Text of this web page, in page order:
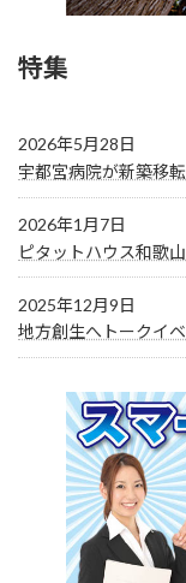
特集
2026年5月28日
宇都宮病院が新築移
2026年1月7日
ピタットハウス和歌
2025年12月9日
地方創生へトークイ